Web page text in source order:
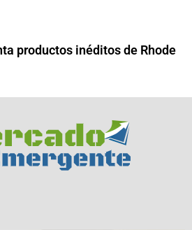
productos inéditos de Rhode